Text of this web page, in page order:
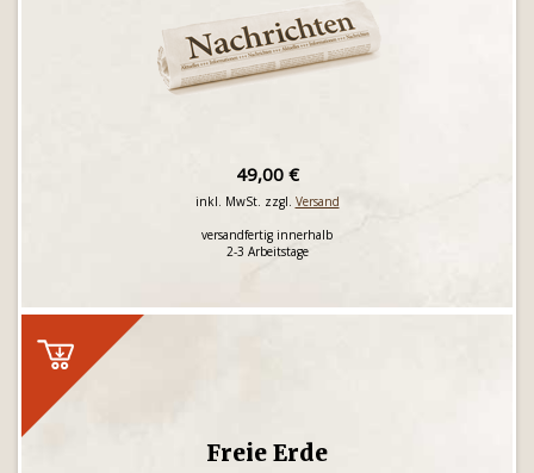
49,00 €
inkl. MwSt. zzgl. Versand
versandfertig innerhalb
2-3 Arbeitstage
Freie Erde